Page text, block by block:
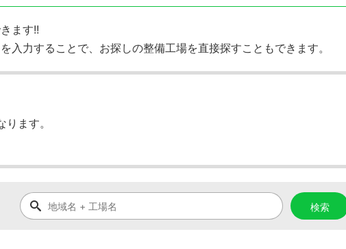
ます!!
入力することで、お探しの整備工場を直接探すこともできます。
ます。